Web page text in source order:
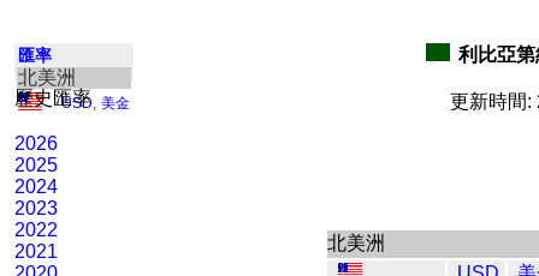
匯率
北美洲
USD 美金
歷史匯率
2026
2025
2024
2023
2022
2021
利比亞
更新時間:
北美洲